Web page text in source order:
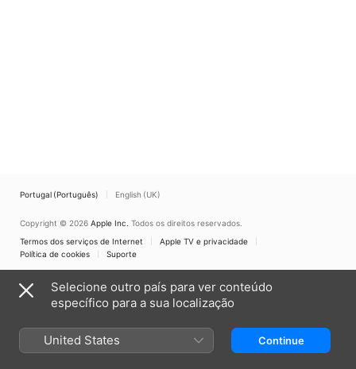
Portugal (Português) English (UK)
Copyright © 2026 Apple Inc. Todos os direitos reservados.
Termos dos serviços de Internet
Apple TV e privacidade
Política de cookies
Suporte
Selecione outro país para ver conteúdo
específico para a sua localização
United States Continue